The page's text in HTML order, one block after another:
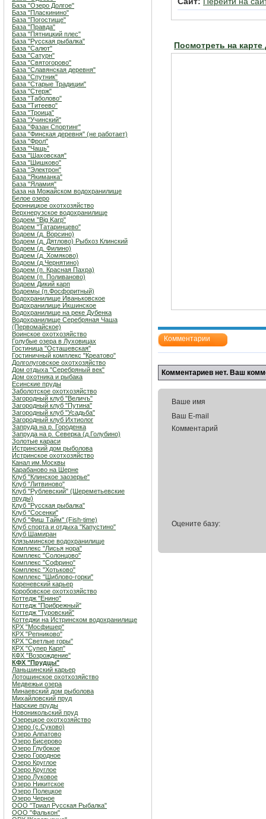
База "Озеро Долгое"
База "Пласкинино"
База "Погостище"
База "Правда"
База "Пятницкий плес"
База "Русская рыбалка"
База "Салют"
База "Сатурн"
База "Святогорово"
База "Славянская деревня"
База "Спутник"
База "Старые Традиции"
База "Стерж"
База "Таболово"
База "Титеево"
База "Троица"
База "Учинский"
База "Фазан Спортинг"
База "Финская деревня" (не работает)
База "Фрол"
База "Чащь"
База "Шаховская"
База "Шишково"
База "Электрон"
База "Якиманка"
База "Яламия"
База на Можайском водохранилище
Белое озеро
Бронницкое охотхозяйство
Верхнерузское водохранилище
Водоем "Big Karp"
Водоем "Татаринцево"
Водоем (д. Ворсино)
Водоем (д. Дятлово) Рыбхоз Клинский
Водоем (д. Филино)
Водоем (д. Хомяково)
Водоем (д.Чернятино)
Водоем (п. Красная Пахра)
Водоем (п. Поливаново)
Водоем Дикий карп
Водоемы (п.Фосфоритный)
Водохранилище Иваньковское
Водохранилище Икшинское
Водохранилище на реке Дубенка
Водохранилище Серебряная Чаша
(Первомайское)
Воинское охотхозяйство
Голубые озера в Луховицах
Гостиница "Осташевcкая"
Гостиничный комплекс "Креатово"
Долголуговское охотхозяйство
Дом отдыха "Серебряный век"
Дом охотника и рыбака
Есинские пруды
Заболотское охотхозяйство
Загородный клуб "Величъ"
Загородный клуб "Путина"
Загородный клуб "Усадьба"
Загородный клуб Ихтиолог
Запруда на р. Городенка
Запруда на р. Северка (д.Голубино)
Золотые караси
Истринский дом рыболова
Истринское охотхозяйство
Канал им.Москвы
Карабаново на Шерне
Клуб "Клинское заозерье"
Клуб "Литвиново"
Клуб "Рублевский" (Шереметьевские
пруды)
Клуб "Русская рыбалка"
Клуб "Сосенки"
Клуб "Фиш Тайм" (Fish-time)
Клуб спорта и отдыха "Капустино"
Клуб Шамиран
Клязьминское водохранилище
Комплекс "Лисья нора"
Комплекс "Солонцово"
Комплекс "Софрино"
Комплекс "Хотьково"
Комплекс "Шиблово-горки"
Кореневский карьер
Коробовское охотхозяйство
Коттедж "Енино"
Коттедж "Прибрежный"
Коттедж "Туровский"
Коттеджи на Истринском водохранилище
КРХ "Мосфишер"
КРХ "Репниково"
КРХ "Светлые горы"
КРХ "Супер Карп"
КФХ "Возрождение"
КФХ "Прудцы"
Ланьшинский карьер
Лотошинское охотхозяйство
Медвежьи озера
Минаевский дом рыболова
Михайловский пруд
Нарские пруды
Новоникольский пруд
Озерецкое охотхозяйство
Озеро (c.Суково)
Озеро Алпатово
Озеро Бисерово
Озеро Глубокое
Озеро Городное
Озеро Круглое
Озеро Круглое
Озеро Луковое
Озеро Никитское
Озеро Полецкое
Озеро Черное
ООО "Триал Русская Рыбалка"
ООО "Фалькон"
Посмотреть на
Комментарии
Комментариев нет. Ваш
Ваше имя
Ваш E-mail
Комментарий
Оцените базу: